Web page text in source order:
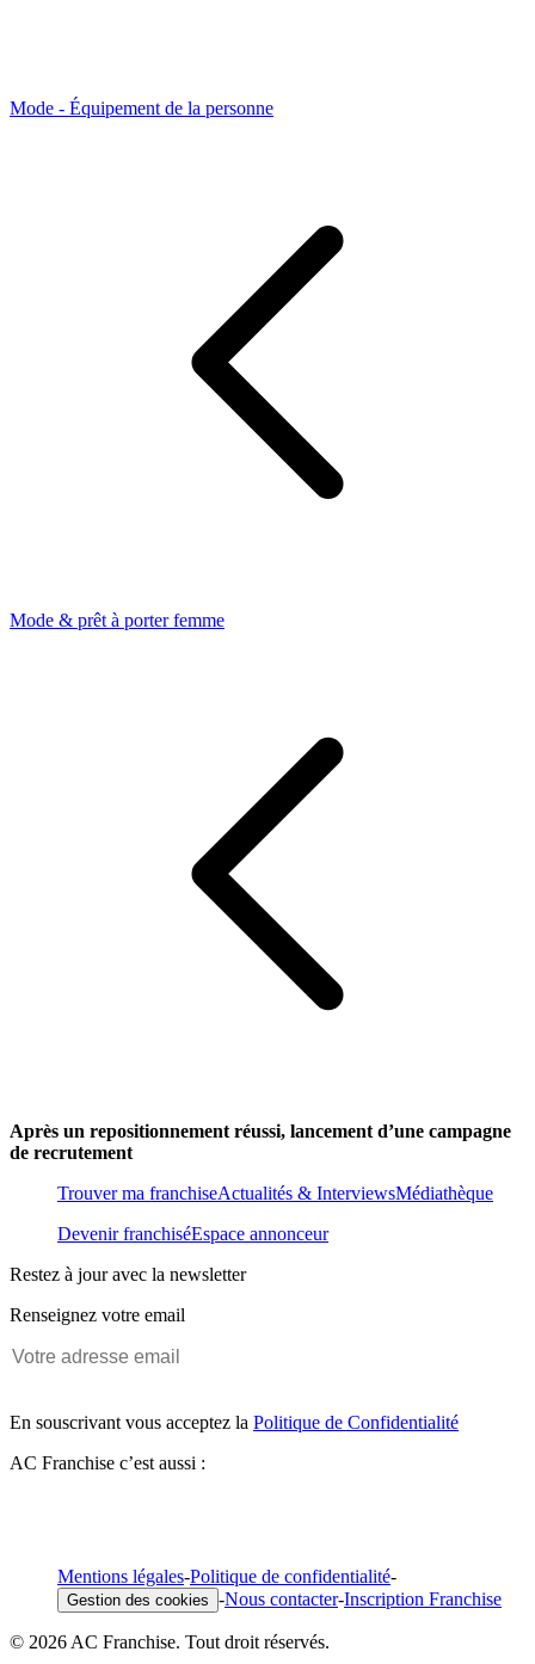
Mode - Équipement de la personne
Mode & prêt à porter femme
Après un repositionnement réussi, lancement d’une campagne
de recrutement
Trouver ma franchiseActualités & InterviewsMédiathèque
Devenir franchiséEspace annonceur
Restez à jour avec la newsletter
Renseignez votre email
En souscrivant vous acceptez la Politique de Confidentialité
AC Franchise c’est aussi :
Mentions légales-Politique de confidentialité-
Gestion des cookies -Nous contacter-Inscription Franchise
© 2026 AC Franchise. Tout droit réservés.